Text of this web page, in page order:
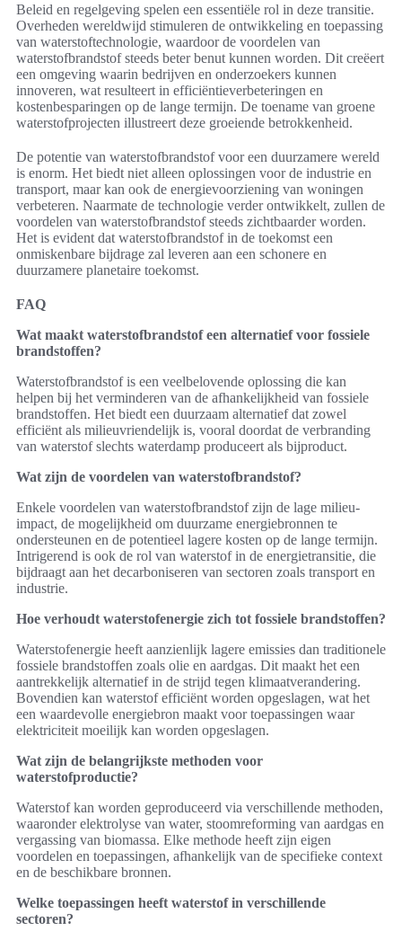
Beleid en regelgeving spelen een essentiële rol in deze transitie.
Overheden wereldwijd stimuleren de ontwikkeling en toepassing
van waterstoftechnologie, waardoor de voordelen van
waterstofbrandstof steeds beter benut kunnen worden. Dit creëert
een omgeving waarin bedrijven en onderzoekers kunnen
innoveren, wat resulteert in efficiëntieverbeteringen en
kostenbesparingen op de lange termijn. De toename van groene
waterstofprojecten illustreert deze groeiende betrokkenheid.
De potentie van waterstofbrandstof voor een duurzamere wereld
is enorm. Het biedt niet alleen oplossingen voor de industrie en
transport, maar kan ook de energievoorziening van woningen
verbeteren. Naarmate de technologie verder ontwikkelt, zullen de
voordelen van waterstofbrandstof steeds zichtbaarder worden.
Het is evident dat waterstofbrandstof in de toekomst een
onmiskenbare bijdrage zal leveren aan een schonere en
duurzamere planetaire toekomst.
FAQ
Wat maakt waterstofbrandstof een alternatief voor fossiele
brandstoffen?
Waterstofbrandstof is een veelbelovende oplossing die kan
helpen bij het verminderen van de afhankelijkheid van fossiele
brandstoffen. Het biedt een duurzaam alternatief dat zowel
efficiënt als milieuvriendelijk is, vooral doordat de verbranding
van waterstof slechts waterdamp produceert als bijproduct.
Wat zijn de voordelen van waterstofbrandstof?
Enkele voordelen van waterstofbrandstof zijn de lage milieu-
impact, de mogelijkheid om duurzame energiebronnen te
ondersteunen en de potentieel lagere kosten op de lange termijn.
Intrigerend is ook de rol van waterstof in de energietransitie, die
bijdraagt aan het decarboniseren van sectoren zoals transport en
industrie.
Hoe verhoudt waterstofenergie zich tot fossiele brandstoffen?
Waterstofenergie heeft aanzienlijk lagere emissies dan traditionele
fossiele brandstoffen zoals olie en aardgas. Dit maakt het een
aantrekkelijk alternatief in de strijd tegen klimaatverandering.
Bovendien kan waterstof efficiënt worden opgeslagen, wat het
een waardevolle energiebron maakt voor toepassingen waar
elektriciteit moeilijk kan worden opgeslagen.
Wat zijn de belangrijkste methoden voor
waterstofproductie?
Waterstof kan worden geproduceerd via verschillende methoden,
waaronder elektrolyse van water, stoomreforming van aardgas en
vergassing van biomassa. Elke methode heeft zijn eigen
voordelen en toepassingen, afhankelijk van de specifieke context
en de beschikbare bronnen.
Welke toepassingen heeft waterstof in verschillende
sectoren?